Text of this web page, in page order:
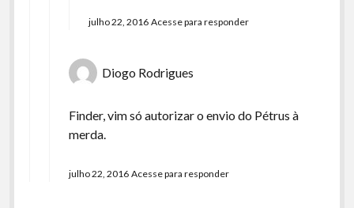
julho 22, 2016 Acesse para responder
Diogo Rodrigues
Finder, vim só autorizar o envio do Pétrus à
merda.
julho 22, 2016 Acesse para responder